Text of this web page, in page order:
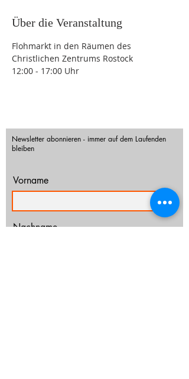
Über die Veranstaltung
Flohmarkt in den Räumen des
Christlichen Zentrums Rostock
12:00 - 17:00 Uhr
Newsletter abonnieren - immer auf dem Laufenden
bleiben
Vorname
Nachname